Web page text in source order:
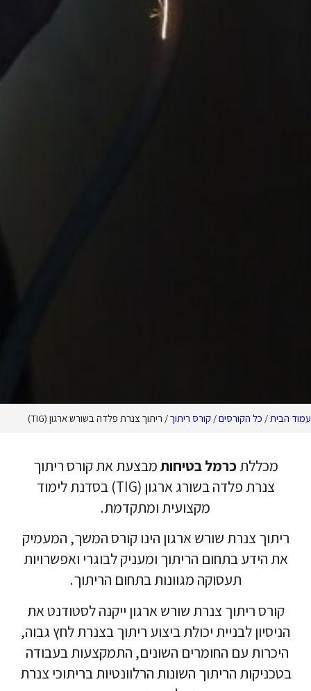
/קורס ריתוך/ ריתוך צנרת פלדה בשורש ארגון (TIG)
כרמל בטיחותמבצעת את קורס ריתוך
צנרת פלדה בשורג ארגון (TIG) בסדנת לימוד
מקצועית ומתקדמת.
שורש ארגון הינו קורס המשך, המעמיק
הריתוך ומעניק לבוגרי ואפשרויות
תעסוקה מגוונות בתחום הריתוך.
צנרת שורש ארגון ייקנה לסטודנט את
יכולת ביצוע ריתוך בצנרת לחץ גבוה,
החומרים השונים, התמקצעות בעבודה
השונות הרלוונטיות בריתוכי צנרת